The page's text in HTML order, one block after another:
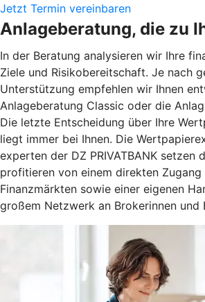
Jetzt Termin vereinbaren
Anlageberatung, die zu
In der Beratung analysieren wir Ihre
Ziele und Risikobereitschaft. Je nach
Unterstützung empfehlen wir Ihnen
Anlageberatung Classic oder die
Die letzte Entscheidung über Ihre
liegt immer bei Ihnen. Die
experten der DZ PRIVATBANK setzen
profitieren von einem direkten
Finanzmärkten sowie einer eigenen
großem Netzwerk an Brokerinnen und